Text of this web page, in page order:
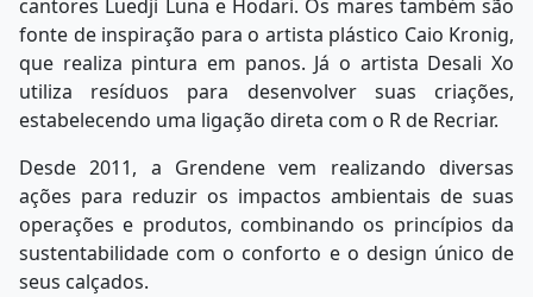
cantores Luedji Luna e Hodari. Os mares também são
fonte de inspiração para o artista plástico Caio Kronig,
que realiza pintura em panos. Já o artista Desali Xo
utiliza resíduos para desenvolver suas criações,
estabelecendo uma ligação direta com o R de Recriar.
Desde 2011, a Grendene vem realizando diversas
ações para reduzir os impactos ambientais de suas
operações e produtos, combinando os princípios da
sustentabilidade com o conforto e o design único de
seus calçados.